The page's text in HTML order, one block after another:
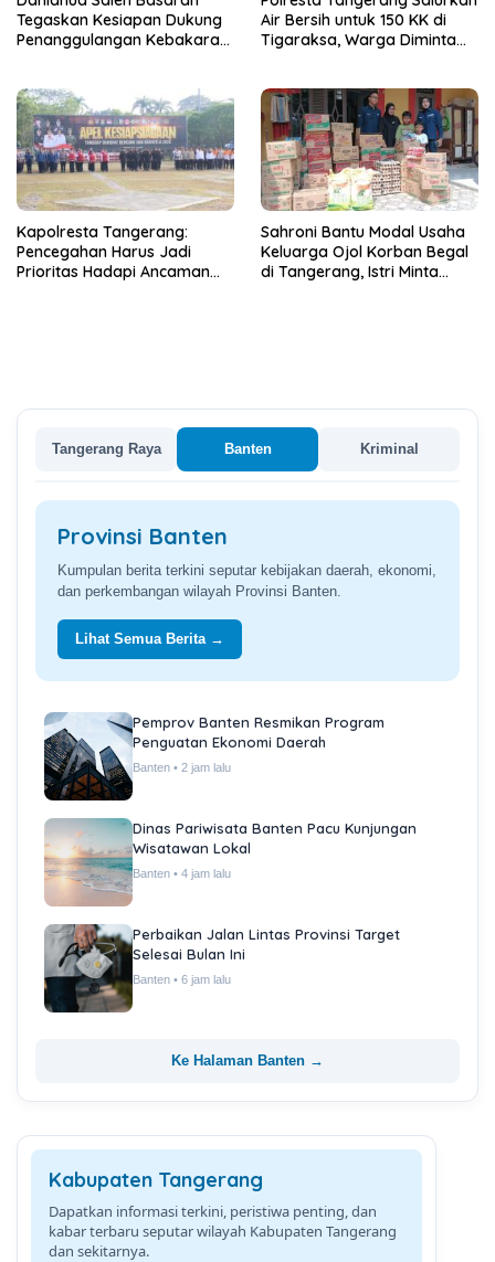
Tegaskan Kesiapan Dukung
Penanggulangan Kebakaran
Air Bersih untuk 150 KK di
Tigaraksa, Warga Diminta
Kapolresta Tangerang:
Pencegahan Harus Jadi
Prioritas Hadapi Ancaman
Sahroni Bantu Modal Usaha
Keluarga Ojol Korban Begal
di Tangerang, Istri Minta
Tangerang Raya Banten Kriminal
Provinsi Banten
Kumpulan berita terkini seputar kebijakan daerah, ekonomi,
dan perkembangan wilayah Provinsi Banten.
Lihat Semua Berita →
Pemprov Banten Resmikan Program
Penguatan Ekonomi Daerah
Banten • 2 jam lalu
Dinas Pariwisata Banten Pacu Kunjungan
Wisatawan Lokal
Banten • 4 jam lalu
Perbaikan Jalan Lintas Provinsi Target
Selesai Bulan Ini
Banten • 6 jam lalu
Ke Halaman Banten →
Kabupaten Tangerang
Dapatkan informasi terkini, peristiwa penting, dan
kabar terbaru seputar wilayah Kabupaten Tangerang
dan sekitarnya.